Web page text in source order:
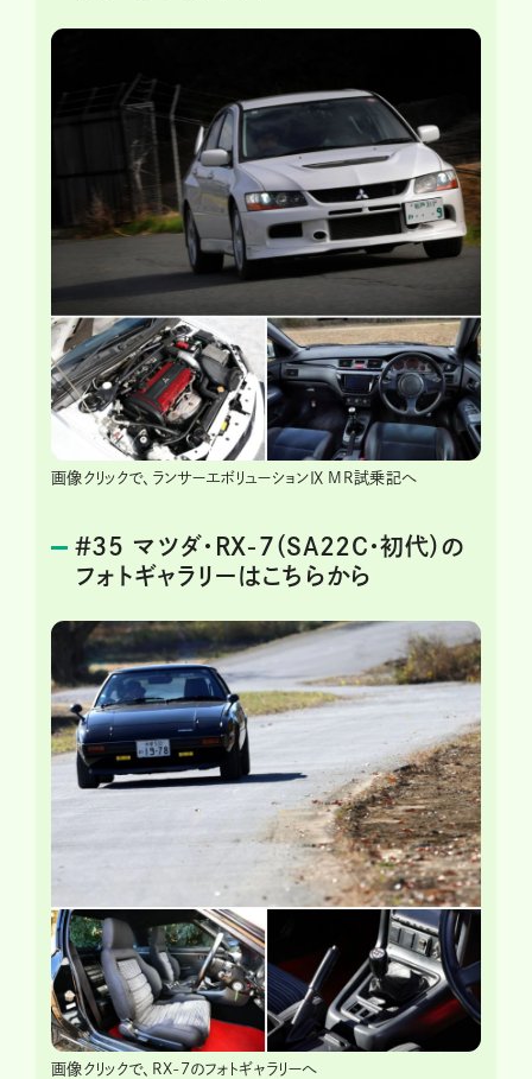
画像クリックで、ランサーエボリューションⅨ MR試乗記へ
＃35 マツダ・RX-7（SA22C・初代）の
フォトギャラリーはこちらから
画像クリックで、RX-7のフォトギャラリーへ